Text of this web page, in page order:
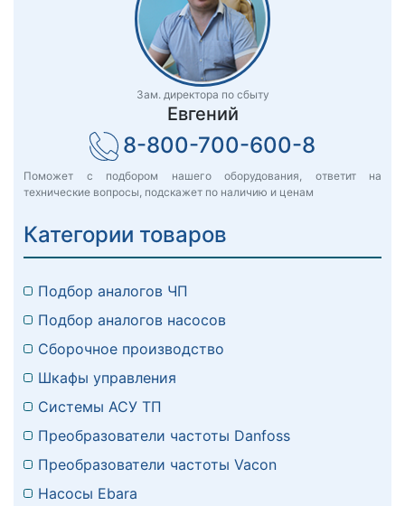
Зам. директора по сбыту
Евгений
8-800-700-600-8
Поможет с подбором нашего оборудования, ответит на
технические вопросы, подскажет по наличию и ценам
Категории товаров
Подбор аналогов ЧП
Подбор аналогов насосов
Сборочное производство
Шкафы управления
Системы АСУ ТП
Преобразователи частоты Danfoss
Преобразователи частоты Vacon
Насосы Ebara